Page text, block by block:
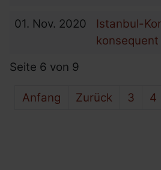
01. Nov. 2020
Istanbul-
Seite 6 von 9
Anfang Zurück 3 4